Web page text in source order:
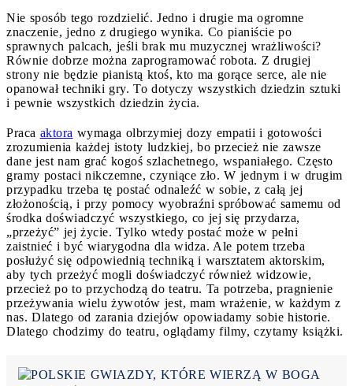
Nie sposób tego rozdzielić. Jedno i drugie ma ogromne
znaczenie, jedno z drugiego wynika. Co pianiście po
sprawnych palcach, jeśli brak mu muzycznej wrażliwości?
Równie dobrze można zaprogramować robota. Z drugiej
strony nie będzie pianistą ktoś, kto ma gorące serce, ale nie
opanował techniki gry. To dotyczy wszystkich dziedzin sztuki
i pewnie wszystkich dziedzin życia.
Praca aktora wymaga olbrzymiej dozy empatii i gotowości
zrozumienia każdej istoty ludzkiej, bo przecież nie zawsze
dane jest nam grać kogoś szlachetnego, wspaniałego. Często
gramy postaci nikczemne, czyniące zło. W jednym i w drugim
przypadku trzeba tę postać odnaleźć w sobie, z całą jej
złożonością, i przy pomocy wyobraźni spróbować samemu od
środka doświadczyć wszystkiego, co jej się przydarza,
„przeżyć” jej życie. Tylko wtedy postać może w pełni
zaistnieć i być wiarygodna dla widza. Ale potem trzeba
posłużyć się odpowiednią techniką i warsztatem aktorskim,
aby tych przeżyć mogli doświadczyć również widzowie,
przecież po to przychodzą do teatru. Ta potrzeba, pragnienie
przeżywania wielu żywotów jest, mam wrażenie, w każdym z
nas. Dlatego od zarania dziejów opowiadamy sobie historie.
Dlatego chodzimy do teatru, oglądamy filmy, czytamy książki.